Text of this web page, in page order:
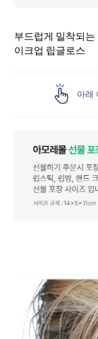
부드럽게 밀착되
이크업 립글로스
아래